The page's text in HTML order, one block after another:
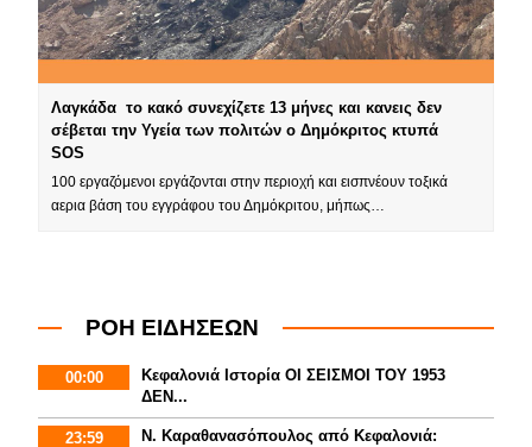
Λαγκάδα το κακό συνεχίζετε 13 μήνες και κανεις δεν
σέβεται την Υγεία των πολιτών ο Δημόκριτος κτυπά
SOS
100 εργαζόμενοι εργάζονται στην περιοχή και εισπνέουν τοξικά
αερια βάση του εγγράφου του Δημόκριτου, μήπως…
ΡΟΗ ΕΙΔΗΣΕΩΝ
00:00
Κεφαλονιά Ιστορία ΟΙ ΣΕΙΣΜΟΙ ΤΟΥ 1953
ΔΕΝ...
23:59
Ν. Καραθανασόπουλος από Κεφαλονιά: